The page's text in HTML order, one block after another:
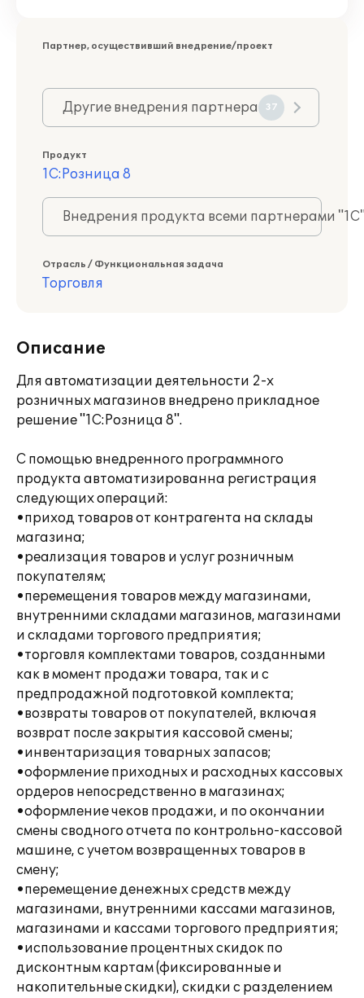
Партнер, осуществивший внедрение/проект
Другие внедрения партнера 37
Продукт
1С:Розница 8
Внедрения продукта всеми партнерами
Отрасль / Функциональная задача
Торговля
Описание
Для автоматизации деятельности 2-х
розничных магазинов внедрено прикладное
решение "1С:Розница 8".
С помощью внедренного программного
продукта автоматизированна регистрация
следующих операций:
•приход товаров от контрагента на склады
магазина;
•реализация товаров и услуг розничным
покупателям;
•перемещения товаров между магазинами,
внутренними складами магазинов, магазинами
и складами торгового предприятия;
•торговля комплектами товаров, созданными
как в момент продажи товара, так и с
предпродажной подготовкой комплекта;
•возвраты товаров от покупателей, включая
возврат после закрытия кассовой смены;
•инвентаризация товарных запасов;
•оформление приходных и расходных кассовых
ордеров непосредственно в магазинах;
•оформление чеков продажи, и по окончании
смены сводного отчета по контрольно-кассовой
машине, с учетом возвращенных товаров в
смену;
•перемещение денежных средств между
магазинами, внутренними кассами магазинов,
магазинами и кассами торгового предприятия;
•использование процентных скидок по
дисконтным картам (фиксированные и
накопительные скидки), скидки с разделением